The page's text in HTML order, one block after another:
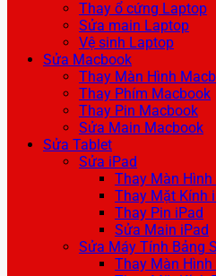
Thay ổ cứng Laptop
Sửa main Laptop
Vệ sinh Laptop
Sửa Macbook
Thay Màn Hình
Thay Phím Macbook
Thay Pin Macbook
Sửa Main Macbook
Sửa Tablet
Sửa iPad
Thay Màn Hình
Thay Mặt Kính
Thay Pin iPad
Sửa Main iPad
Sửa Máy Tính Bảng
Thay Màn